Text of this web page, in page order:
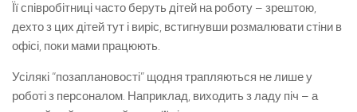
Її співробітниці часто беруть дітей на роботу – зрештою,
дехто з цих дітей тут і виріс, встигнувши розмалювати стіни в
офісі, поки мами працюють.
Усілякі “позаплановості” щодня трапляються не лише у
роботі з персоналом. Наприклад, виходить з ладу піч – а